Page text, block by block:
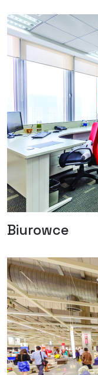
Biurowce